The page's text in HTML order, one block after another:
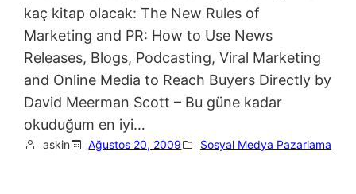
kaç kitap olacak: The New Rules of
Marketing and PR: How to Use News
Releases, Blogs, Podcasting, Viral Marketing
and Online Media to Reach Buyers Directly by
David Meerman Scott – Bu güne kadar
okuduğum en iyi…
askin Ağustos 20, 2009 Sosyal Medya Pazarlama